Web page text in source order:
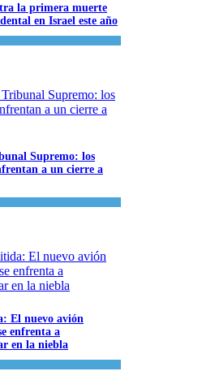
la primera muerte
en Israel este año
Supremo: los
a un cierre a
El nuevo avión
enfrenta a
en la niebla